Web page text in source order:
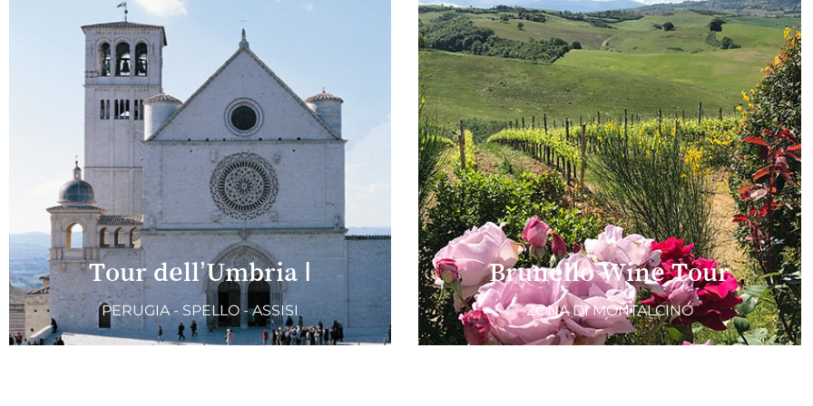
Tour dell’Umbria I
PERUGIA - SPELLO - ASSISI
Brunello Wine Tour
ZONA DI MONTALCINO